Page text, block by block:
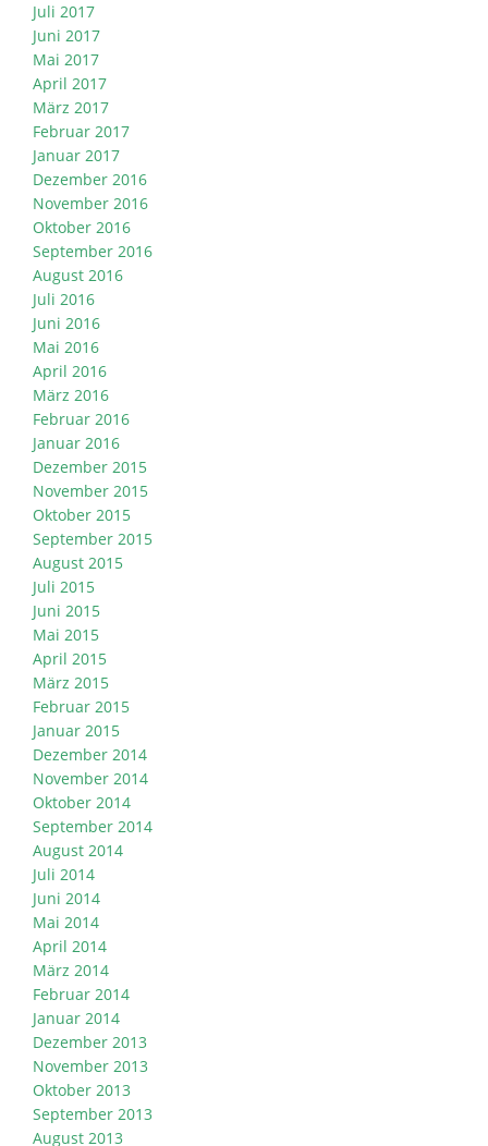
Juli 2017
Juni 2017
Mai 2017
April 2017
März 2017
Februar 2017
Januar 2017
Dezember 2016
November 2016
Oktober 2016
September 2016
August 2016
Juli 2016
Juni 2016
Mai 2016
April 2016
März 2016
Februar 2016
Januar 2016
Dezember 2015
November 2015
Oktober 2015
September 2015
August 2015
Juli 2015
Juni 2015
Mai 2015
April 2015
März 2015
Februar 2015
Januar 2015
Dezember 2014
November 2014
Oktober 2014
September 2014
August 2014
Juli 2014
Juni 2014
Mai 2014
April 2014
März 2014
Februar 2014
Januar 2014
Dezember 2013
November 2013
Oktober 2013
September 2013
August 2013